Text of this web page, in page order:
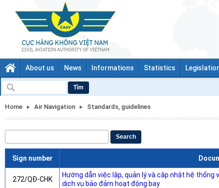
About us News Informations Statistics
Tìm
Home Air Navigation Standards, guidelines
Search
Sign number
272/QĐ-CHK
Hướng dẫn việc lập, quản lý và cập nhật hệ
dịch vụ bảo đảm hoạt động bay